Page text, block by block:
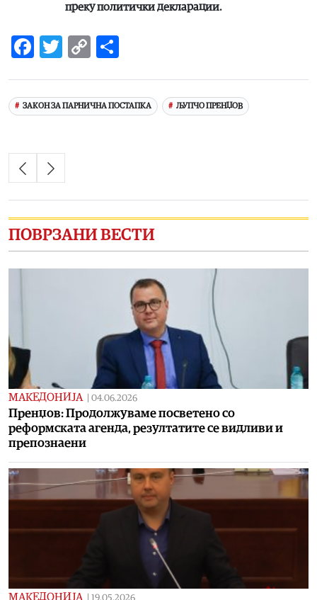
преку политички декларации.
Facebook
Twitter
Copy
ЗАКОН ЗА ПАРНИЧНА ПОСТАПКА ЉУПЧО ПРЕНЏОВ
ПОВРЗАНИ ВЕСТИ
МАКЕДОНИЈА 04.06.2026
Пренџов: Продолжуваме посветено со
реформската агенда, резултатите се видливи и
препознаени
МАКЕДОНИЈА